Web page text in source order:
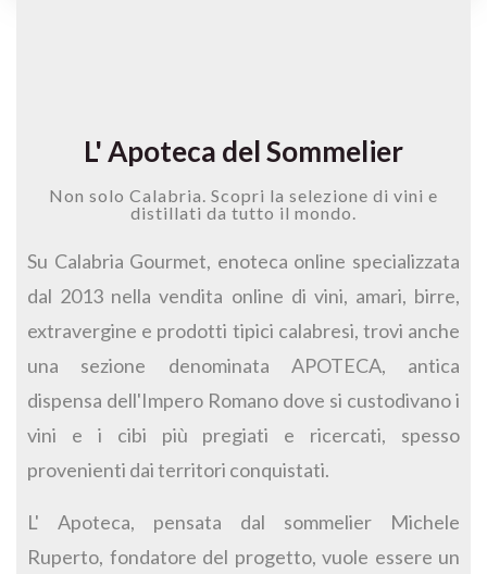
L' Apoteca del Sommelier
Non solo Calabria. Scopri la selezione di vini e
distillati da tutto il mondo.
Su Calabria Gourmet, enoteca online specializzata
dal 2013 nella vendita online di vini, amari, birre,
extravergine e prodotti tipici calabresi, trovi anche
una sezione denominata APOTECA, antica
dispensa dell'Impero Romano dove si custodivano i
vini e i cibi più pregiati e ricercati, spesso
provenienti dai territori conquistati.
L' Apoteca, pensata dal sommelier Michele
Ruperto, fondatore del progetto, vuole essere un